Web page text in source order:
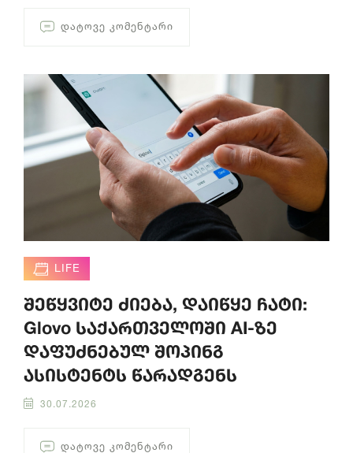
ᲓᲐᲢᲝᲕᲔ ᲙᲝᲛᲔᲜᲢᲐᲠᲘ
LIFE
შეწყვიტე ძიება, დაიწყე ჩატი:
Glovo საქართველოში AI-ზე
დაფუძნებულ შოპინგ
ასისტენტს წარადგენს
30.07.2026
ᲓᲐᲢᲝᲕᲔ ᲙᲝᲛᲔᲜᲢᲐᲠᲘ